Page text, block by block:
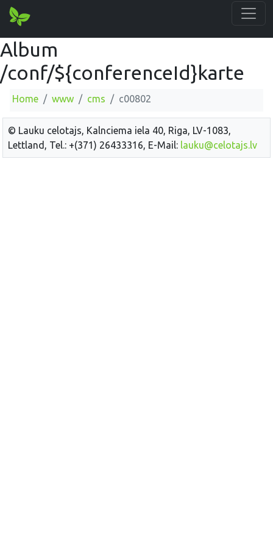
Album
/conf/${conferenceId}karte
Home www cms c00802
© Lauku celotajs, Kalnciema iela 40, Riga, LV-1083,
Lettland, Tel.: +(371) 26433316, E-Mail: lauku@celotajs.lv